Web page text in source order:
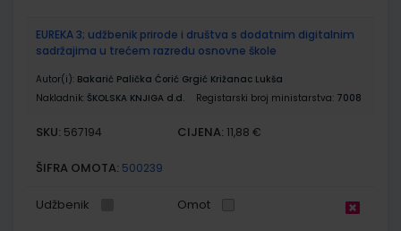
EUREKA 3; udžbenik prirode i društva s dodatnim digitalnim
sadržajima u trećem razredu osnovne škole
Autor(i): Bakarić Palička Ćorić Grgić Križanac Lukša
Nakladnik: ŠKOLSKA KNJIGA d.d. Registarski broj ministarstva: 7008
SKU: 567194 CIJENA: 11,88 €
ŠIFRA OMOTA: 500239
Udžbenik Omot